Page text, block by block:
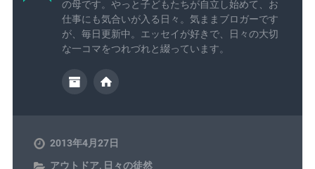
の母です。やっと子どもたちが自立し始めて、お
仕事にも気合いが入る日々。気ままブロガーです
が、毎日更新中。エッセイが好きで、日々の大切
な一コマをつれづれと綴っています。
2013年4月27日
アウトドア, 日々の徒然